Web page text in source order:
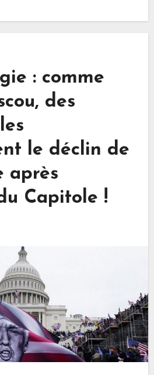
: comme
des
le déclin de
après
Capitole !